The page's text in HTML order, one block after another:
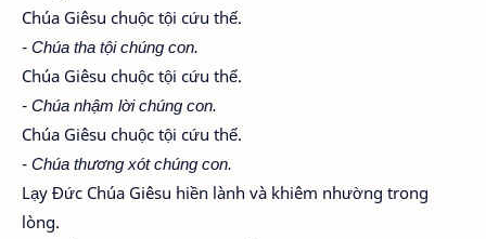
Chúa Giêsu chuộc tội cứu thế.
- Chúa tha tội chúng con.
Chúa Giêsu chuộc tội cứu thế.
- Chúa nhậm lời chúng con.
Chúa Giêsu chuộc tội cứu thế.
- Chúa thương xót chúng con.
Lạy Đức Chúa Giêsu hiền lành và khiêm nhường trong
lòng.